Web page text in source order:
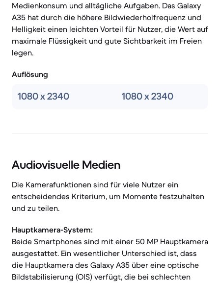
Medienkonsum und alltägliche Aufgaben. Das Galaxy
A35 hat durch die höhere Bildwiederholfrequenz und
Helligkeit einen leichten Vorteil für Nutzer, die Wert auf
maximale Flüssigkeit und gute Sichtbarkeit im Freien
legen.
Auflösung
1080 x 2340 1080 x 2340
Audiovisuelle Medien
Die Kamerafunktionen sind für viele Nutzer ein
entscheidendes Kriterium, um Momente festzuhalten
und zu teilen.
Hauptkamera-System:
Beide Smartphones sind mit einer 50 MP Hauptkamera
ausgestattet. Ein wesentlicher Unterschied ist, dass
die Hauptkamera des Galaxy A35 über eine optische
Bildstabilisierung (OIS) verfügt, die bei schlechten